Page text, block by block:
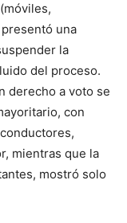
una
la
del proceso.
derecho a voto se
con
mientras que la
mostró solo